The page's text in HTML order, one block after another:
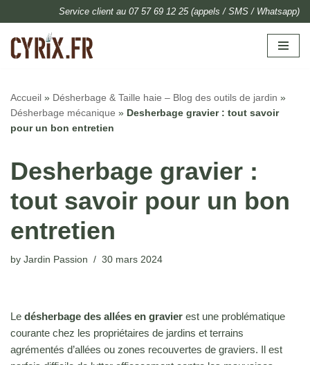
Skip
to
Service client au 07 57 69 12 25 (appels / SMS / Whatsapp)
Accueil » Désherbage & Taille haie – Blog des outils de jardin »
Désherbage mécanique » Desherbage gravier : tout savoir
pour un bon entretien
Desherbage gravier :
tout savoir pour un bon
entretien
by Jardin Passion 30 mars 2024
Le désherbage des allées en gravier est une problématique
courante chez les propriétaires de jardins et terrains
agrémentés d’allées ou zones recouvertes de graviers. Il est